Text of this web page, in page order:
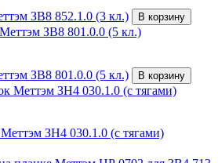
ЗВ8 852.1.0 (3 кл.)
В корзину
ЗВ8 801.0.0 (5 кл.)
В корзину
ЗН4 030.1.0 (с тягами)